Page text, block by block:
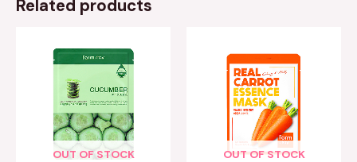
Related products
OUT OF STOCK OUT OF STOCK